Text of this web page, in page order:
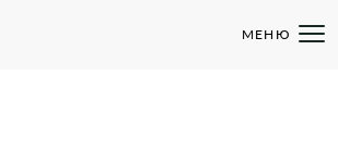
МЕНЮ